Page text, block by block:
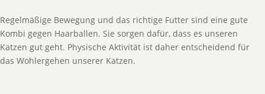
Regelmäßige Bewegung und das richtige Futter sind eine gute
Kombi gegen Haarballen. Sie sorgen dafür, dass es unseren
Katzen gut geht. Physische Aktivität ist daher entscheidend für
das Wohlergehen unserer Katzen.